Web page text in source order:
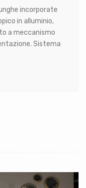
incorporate
in alluminio,
a meccanismo
Sistema